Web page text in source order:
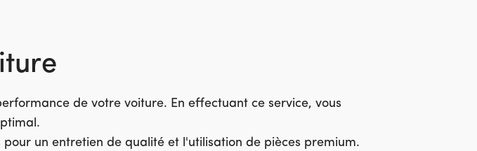
de votre voiture. En effectuant ce service, vous
un entretien de qualité et l'utilisation de pièces premium.